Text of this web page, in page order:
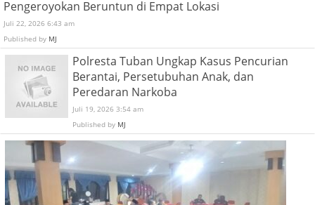
Pengeroyokan Beruntun di Empat Lokasi
Juli 22, 2026 6:43 am
Published by MJ
Polresta Tuban Ungkap Kasus Pencurian
Berantai, Persetubuhan Anak, dan
Peredaran Narkoba
Juli 19, 2026 3:54 am
Published by MJ